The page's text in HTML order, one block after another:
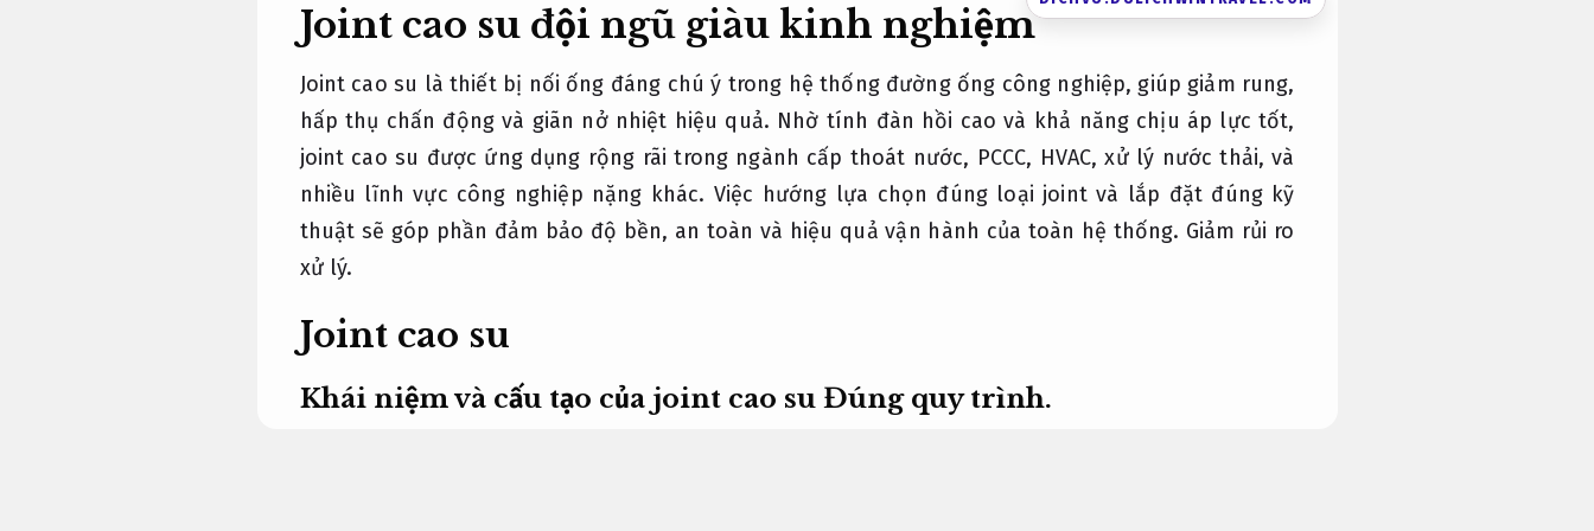
Joint cao su đội ngũ giàu kinh nghiệm
Joint cao su là thiết bị nối ống đáng chú ý trong hệ thống đường ống công nghiệp, giúp giảm rung,
hấp thụ chấn động và giãn nở nhiệt hiệu quả. Nhờ tính đàn hồi cao và khả năng chịu áp lực tốt,
joint cao su được ứng dụng rộng rãi trong ngành cấp thoát nước, PCCC, HVAC, xử lý nước thải, và
nhiều lĩnh vực công nghiệp nặng khác. Việc hướng lựa chọn đúng loại joint và lắp đặt đúng kỹ
thuật sẽ góp phần đảm bảo độ bền, an toàn và hiệu quả vận hành của toàn hệ thống. Giảm rủi ro
xử lý.
Joint cao su
Khái niệm và cấu tạo của joint cao su Đúng quy trình.